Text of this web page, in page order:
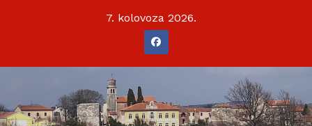
7. kolovoza 2026.